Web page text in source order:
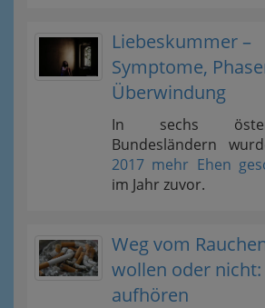
Liebeskummer –
Symptome,
Überwindung
In sechs
Bundesländern
2017 mehr Ehen
im Jahr zuvor.
Weg vom
wollen oder nicht:
aufhören